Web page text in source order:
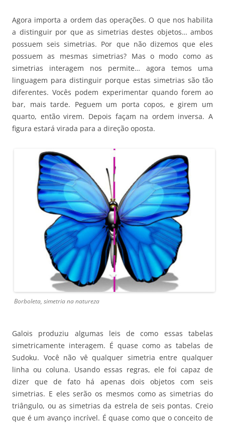
Agora importa a ordem das operações. O que nos habilita
a distinguir por que as simetrias destes objetos… ambos
possuem seis simetrias. Por que não dizemos que eles
possuem as mesmas simetrias? Mas o modo como as
simetrias interagem nos permite… agora temos uma
linguagem para distinguir porque estas simetrias são tão
diferentes. Vocês podem experimentar quando forem ao
bar, mais tarde. Peguem um porta copos, e girem um
quarto, então virem. Depois façam na ordem inversa. A
figura estará virada para a direção oposta.
Borboleta, simetria na natureza
Galois produziu algumas leis de como essas tabelas
simetricamente interagem. É quase como as tabelas de
Sudoku. Você não vê qualquer simetria entre qualquer
linha ou coluna. Usando essas regras, ele foi capaz de
dizer que de fato há apenas dois objetos com seis
simetrias. E eles serão os mesmos como as simetrias do
triângulo, ou as simetrias da estrela de seis pontas. Creio
que é um avanço incrível. É quase como que o conceito de